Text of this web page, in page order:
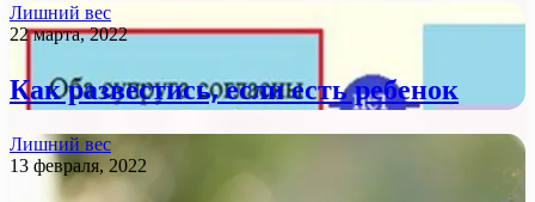
Лишний вес
22 марта, 2022
Как развестись, если есть ребенок
Лишний вес
13 февраля, 2022